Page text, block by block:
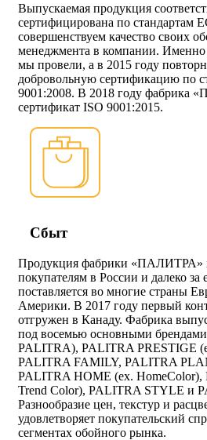
Выпускаемая продукция
сертифицирована по стандартам
совершенствуем качество своих
менеджмента в компании. Именно
мы провели, а в 2015 году
добровольную сертификацию по
9001:2008. В 2018 году фабрика
сертификат ISO 9001:2015.
Сбыт
Продукция фабрики «ПАЛИТРА»
покупателям в России и далеко за
поставляется во многие страны
Америки. В 2017 году первый
отгружен в Канаду. Фабрика
под восемью основными
PALITRA), PALITRA PRESTIGE
PALITRA FAMILY, PALITRA
PALITRA HOME (ex.
Trend Color), PALITRA STYLE и
Разнообразие цен, текстур и
удовлетворяет покупательский
сегментах обойного рынка.